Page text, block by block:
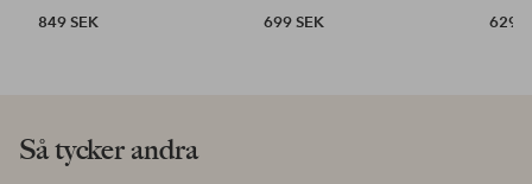
849 SEK
699 SEK
629
Så tycker andra